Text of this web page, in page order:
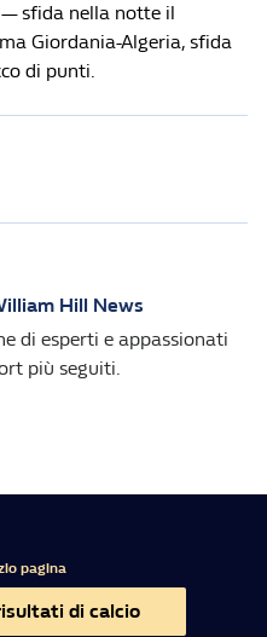
sfida nella notte il
Giordania-Algeria, sfida
di punti.
Hill News
di esperti e appassionati
più seguiti.
pagina
di calcio